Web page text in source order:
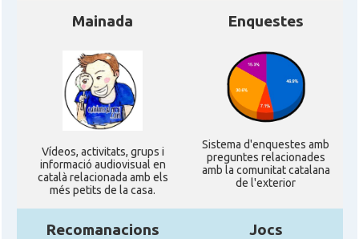
Mainada
Ví­deos, activitats, grups i
informació audiovisual en
català relacionada amb els
més petits de la casa.
Enquestes
Sistema d'enquestes amb
preguntes relacionades
amb la comunitat catalana
de l'exterior
Recomanacions Jocs